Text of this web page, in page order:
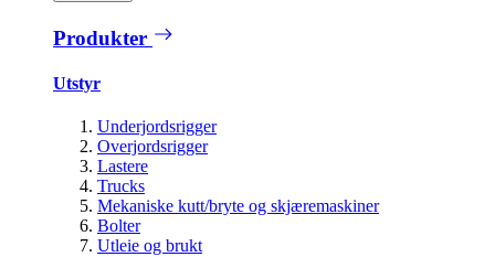
Produkter
Utstyr
Underjordsrigger
Overjordsrigger
Lastere
Trucks
Mekaniske kutt/bryte og skjæremaskiner
Bolter
Utleie og brukt